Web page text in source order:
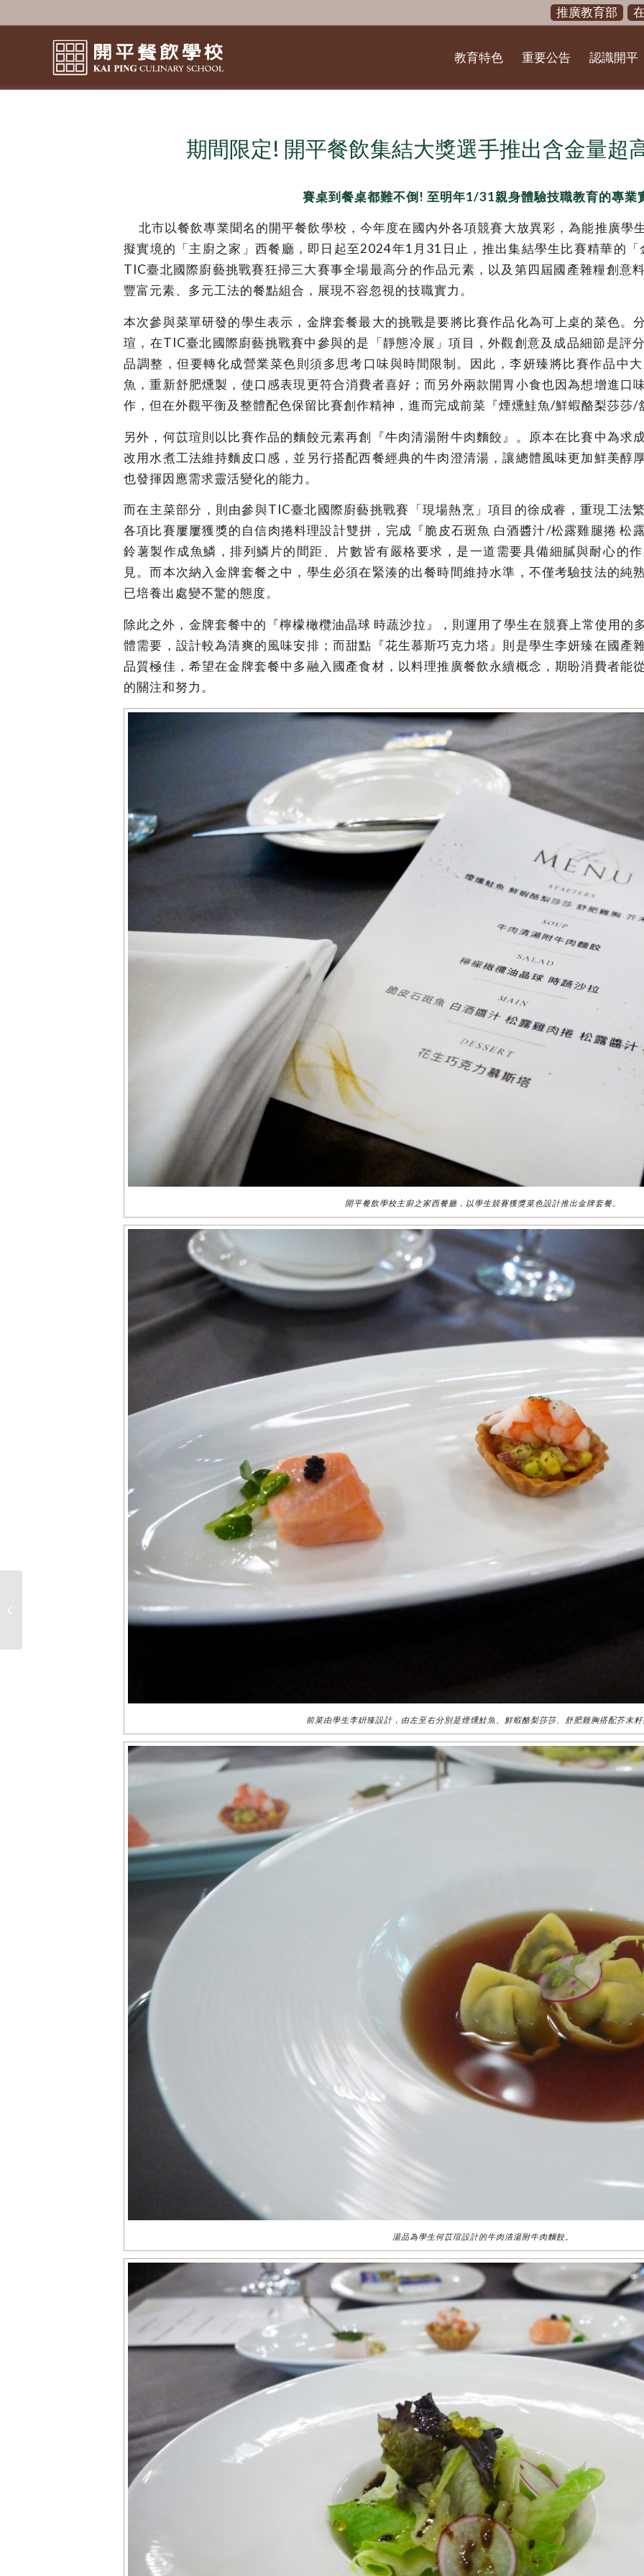
推廣教育部
教育特色 重要公告 認識開平
期間限定! 開平餐飲集結大獎選手推出含金量超
賽桌到餐桌都難不倒! 至明年1/31親身體驗技職教育的專業
北市以餐飲專業聞名的開平餐飲學校，今年度在國內外各項競賽大放異彩，為能推廣學
擬實境的「主廚之家」西餐廳，即日起至2024年1月31日止，推出集結學生比賽精華的
TIC臺北國際廚藝挑戰賽狂掃三大賽事全場最高分的作品元素，以及第四屆國產雜糧創意
豐富元素、多元工法的餐點組合，展現不容忽視的技職實力。
本次參與菜單研發的學生表示，金牌套餐最大的挑戰是要將比賽作品化為可上桌的菜色。
瑄，在TIC臺北國際廚藝挑戰賽中參與的是「靜態冷展」項目，外觀創意及成品細節是評
品調整，但要轉化成營業菜色則須多思考口味與時間限制。因此，李妍臻將比賽作品中
魚，重新舒肥燻製，使口感表現更符合消費者喜好；而另外兩款開胃小食也因為想增進口
作，但在外觀平衡及整體配色保留比賽創作精神，進而完成前菜『煙燻鮭魚/鮮蝦酪梨莎莎/
另外，何苡瑄則以比賽作品的麵餃元素再創『牛肉清湯附牛肉麵餃』。原本在比賽中為求
改用水煮工法維持麵皮口感，並另行搭配西餐經典的牛肉澄清湯，讓總體風味更加鮮美醇
也發揮因應需求靈活變化的能力。
而在主菜部分，則由參與TIC臺北國際廚藝挑戰賽「現場熱烹」項目的徐成睿，重現工法
各項比賽屢屢獲獎的自信肉捲料理設計雙拼，完成『脆皮石斑魚 白酒醬汁/松露雞腿捲 松
鈴薯製作成魚鱗，排列鱗片的間距、片數皆有嚴格要求，是一道需要具備細膩與耐心的
見。而本次納入金牌套餐之中，學生必須在緊湊的出餐時間維持水準，不僅考驗技法的純
已培養出處變不驚的態度。
除此之外，金牌套餐中的『檸檬橄欖油晶球 時蔬沙拉』，則運用了學生在競賽上常使用的
體需要，設計較為清爽的風味安排；而甜點『花生慕斯巧克力塔』則是學生李妍臻在國產
品質極佳，希望在金牌套餐中多融入國產食材，以料理推廣餐飲永續概念，期盼消費者能
的關注和努力。
開平餐飲學校主廚之家西餐廳，以學生競賽獲獎菜色設計推出金牌套餐。
前菜由學生李姸臻設計，由左至右分別是煙燻鮭魚、鮮蝦酪梨莎莎、舒肥雞胸搭配芥末
湯品為學生何苡瑄設計的牛肉清湯附牛肉麵餃。